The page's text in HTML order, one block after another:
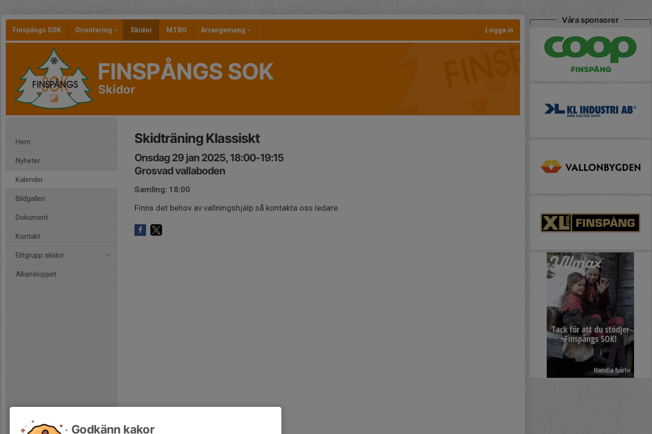
Finspångs SOK Orientering Skidor MTBO Arrangemang Logga in
FINSPÅNGS SOK
Skidor
Hem
Nyheter
Kalender
Bildgalleri
Dokument
Kontakt
Elitgrupp skidor
Alliansloppet
Skidträning Klassiskt
Onsdag 29 jan 2025, 18:00-19:15
Grosvad vallaboden
Samling: 18:00
Finns det behov av vallningshjälp så kontakta oss ledare.
Våra sponsorer
Godkänn kakor